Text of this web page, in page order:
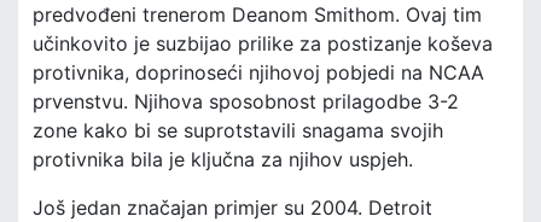
predvođeni trenerom Deanom Smithom. Ovaj tim
učinkovito je suzbijao prilike za postizanje koševa
protivnika, doprinoseći njihovoj pobjedi na NCAA
prvenstvu. Njihova sposobnost prilagodbe 3-2
zone kako bi se suprotstavili snagama svojih
protivnika bila je ključna za njihov uspjeh.
Još jedan značajan primjer su 2004. Detroit